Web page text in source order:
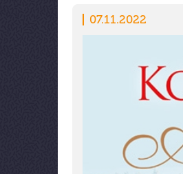
07.11.2022